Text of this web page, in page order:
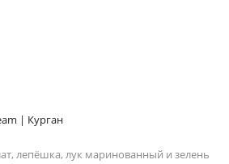
| Курган
лепёшка, лук маринованный и зелень